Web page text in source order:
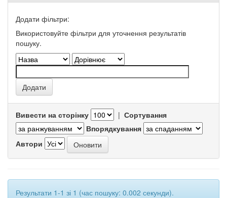
Додати фільтри:
Використовуйте фільтри для уточнення результатів
пошуку.
Вивести на сторінку | Сортування
Впорядкування
Автори
Результати 1-1 зі 1 (час пошуку: 0.002 секунди).